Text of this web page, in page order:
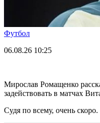
Футбол
06.08.26 10:25
Мирослав Ромащенко
задействовать в матчах
Судя по всему, очень скоро.